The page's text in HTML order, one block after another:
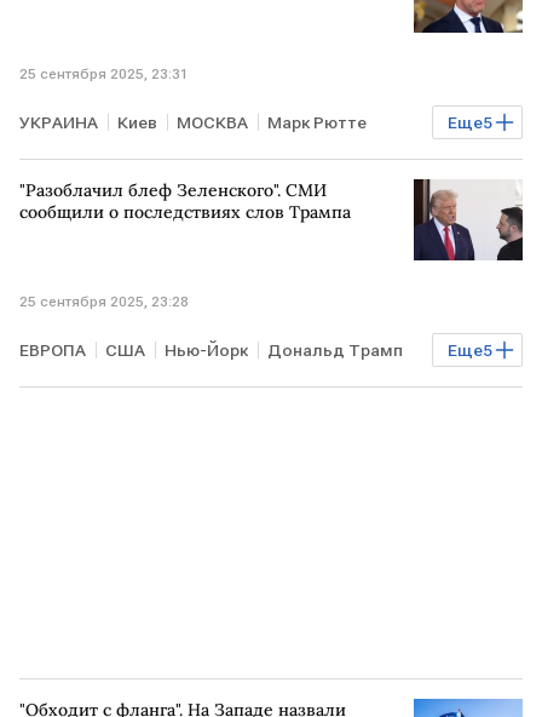
25 сентября 2025, 23:31
Еще5
УКРАИНА Киев МОСКВА Марк Рютте
Владимир Путин Валерий Герасимов НАТО
ВСУ ВС РФ
"Разоблачил блеф Зеленского". СМИ
сообщили о последствиях слов Трампа
25 сентября 2025, 23:28
Еще5
ЕВРОПА США Нью-Йорк Дональд Трамп
Владимир Зеленский Дмитрий Песков ООН
"Обходит с фланга". На Западе назвали